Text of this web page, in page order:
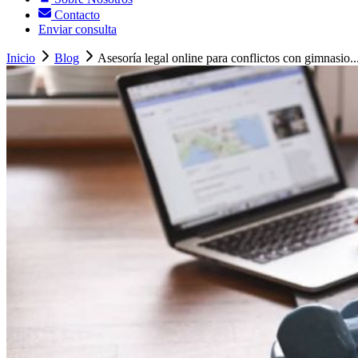
Contacto
Enviar consulta
Inicio Blog Asesoría legal online para conflictos con